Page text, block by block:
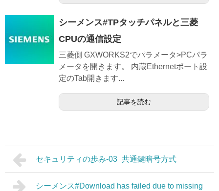
シーメンス#TPタッチパネルと三菱
CPUの通信設定
三菱側 GXWORKS2でパラメータ>PCパラ
メータを開きます。 内蔵Ethernetポート設
定のTab開きます...
記事を読む
セキュリティの歩み-03_共通鍵暗号方式
シーメンス#Download has failed due to missing